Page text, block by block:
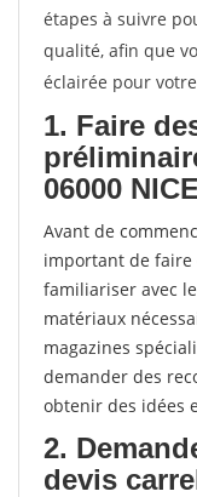
étapes à suivre
qualité, afin que
éclairée pour
1. Faire
06000 NICE
Avant de
important de faire
familiariser avec
matériaux
magazines
demander des
obtenir des idées
2.
devis